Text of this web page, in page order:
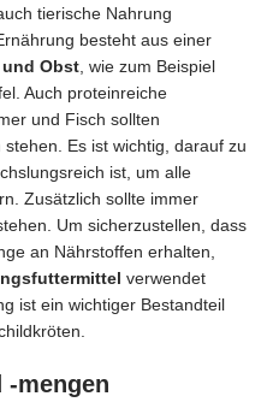
tierische Nahrung
besteht aus einer
Obst , wie zum Beispiel
Auch proteinreiche
und Fisch sollten
Es ist wichtig, darauf zu
ist, um alle
Zusätzlich sollte immer
Um sicherzustellen, dass
an Nährstoffen erhalten,
verwendet
ist ein wichtiger Bestandteil
-mengen